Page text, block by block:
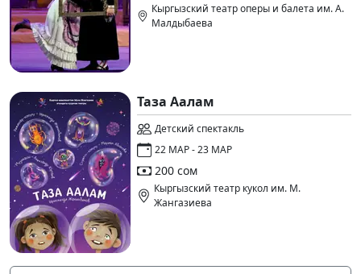
Кыргызский театр оперы и балета им. А.
Малдыбаева
Таза Аалам
Детский спектакль
22 МАР - 23 МАР
200 сом
Кыргызский театр кукол им. М.
Жангазиева